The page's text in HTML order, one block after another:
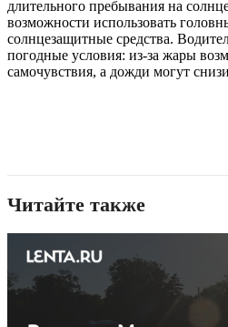
длительного пребывания на
возможности использовать
солнцезащитные средства.
погодные условия: из-за жары
самочувствия, а дожди могут
Читайте также